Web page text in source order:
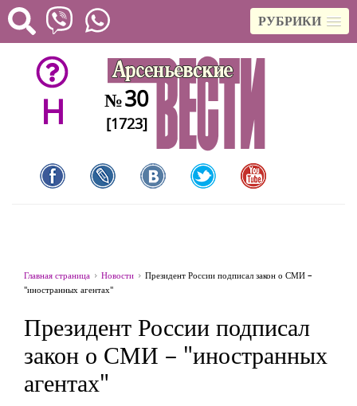
РУБРИКИ
H №30
[1723]
Главная страница Новости
Президент России подписал закон о СМИ –
"иностранных агентах"
Президент России подписал
закон о СМИ – "иностранных
агентах"